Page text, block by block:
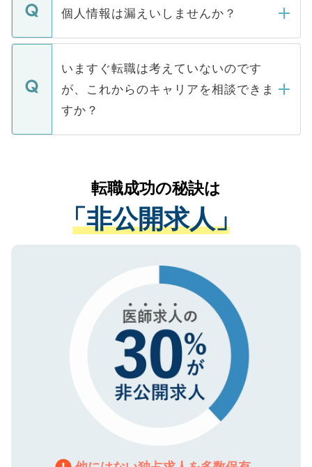
■応募殺到を避けるため 人気のある医療機
関を公にしてしまうと、応募が殺到する場
に、医療機関が求める条件に合った人材の
みを人材紹介会社に依頼するケースが増え
ています。
ん。また、仮に応募先から内定をいただい
定を承諾する必要はありません。内定先へ
の辞退の連絡はキャリアパートナーが行い
ますので、ご安心ください。
個人情報は漏えいしませんか？
個人情報が漏えいすることはありませんの
で、ご安心ください。当サイトからの登録
などで収集したご登録者様の個人情報は、
ご本人のキャリアアップおよび転職活動の
支援を目的に使用いたします。お預かりし
ているすべての個人データはご本人の許可
は、個人情報の取り扱いについての厳密な
管理基準を満たした事業者のみに付与され
る、プライバシーマークを取得済みです。
ご登録いただいた個人情報は、SSL（デー
で、機密保持に関してもご安心ください。
いますぐ転職は考えていないのです
が、これからのキャリアを相談できま
すか？
かがいして、現在の医療機関の状況や紹介
経験をまじえながら、適切なアドバイスを
させていただきます。すぐにご転職をされ
ない方には、長期的なサポートが可能です
ので、まずはご登録ください。
転職成功の秘訣は
「非公開求人」